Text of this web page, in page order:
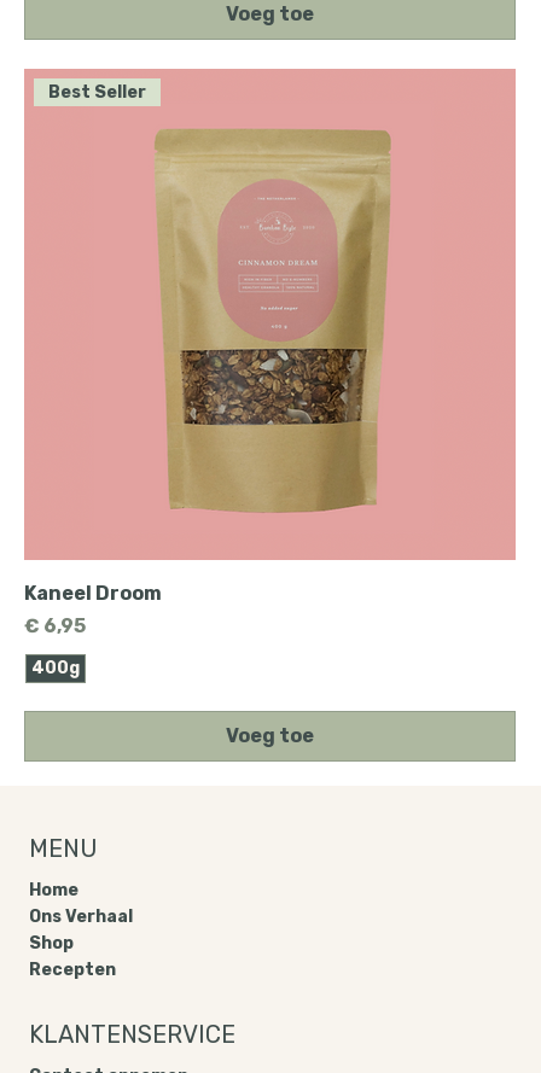
Voeg toe
Best Seller
Kaneel Droom
Prijs
€ 6,95
400g
Voeg toe
MENU
Home
Ons Verhaal
Shop
Recepten
KLANTENSERVICE